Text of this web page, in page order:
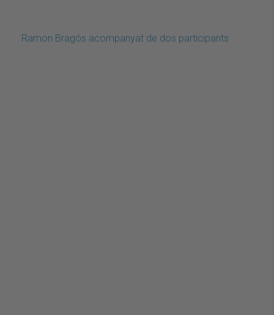
Ramon Bragós acompanyat de dos participants